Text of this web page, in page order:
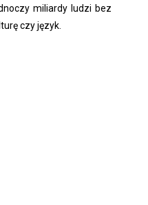
miliardy ludzi bez
czy język.